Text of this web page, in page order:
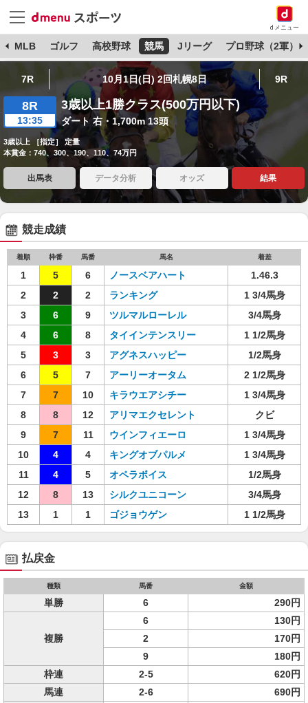
dメニュー
MLB ゴルフ 高校野球 競馬 Jリーグ プロ野球（2軍）
7R 10月1日(日) 2回札幌8日 9R
8R
13:35
3歳以上1勝クラス(500万円以下)
ダート 右・1,700m 13頭
3歳以上 ［指定］ 定量
本賞金：740、300、190、110、74万円
出馬表 データ分析 オッズ 結果
競走成績
着順 枠番 馬番 馬名 着差
1 5 6 ノースベアハート
1.46.3
2
2 2 ランキング
1 3/4馬身
3
6 9 ツルマルローレル
3/4馬身
4
6 8 タイインテンスリー
1 1/2馬身
5
3 3 アグネスハッピー
1/2馬身
6
5 7 アーリーオータム
2 1/2馬身
7
7 10 キラウエアシチー
1 3/4馬身
8
8 12 アリマエクセレント
クビ
9
7 11 ウインフィエーロ
1 3/4馬身
10
4 4 キングオブパルメ
1 3/4馬身
11
4 5 オペラボイス
1/2馬身
12
8 13 シルクユニコーン
3/4馬身
13
1 1 ゴジョウゲン 1 1/2馬身
払戻金
種類 馬番 金額
単勝 6 290円
複勝
6
130円
2
170円
9
180円
枠連
2-5
620円
馬連
2-6 690円